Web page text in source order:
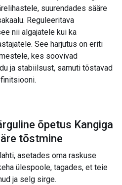
suurendades sääre
Reguleeritava
nii algajatele kui ka
See harjutus on eriti
kes soovivad
ja stabiilsust, samuti tõstavad
õpetus Kangiga
tõstmine
asetades oma raskuse
ülespoole, tagades, et teie
ja selg sirge.